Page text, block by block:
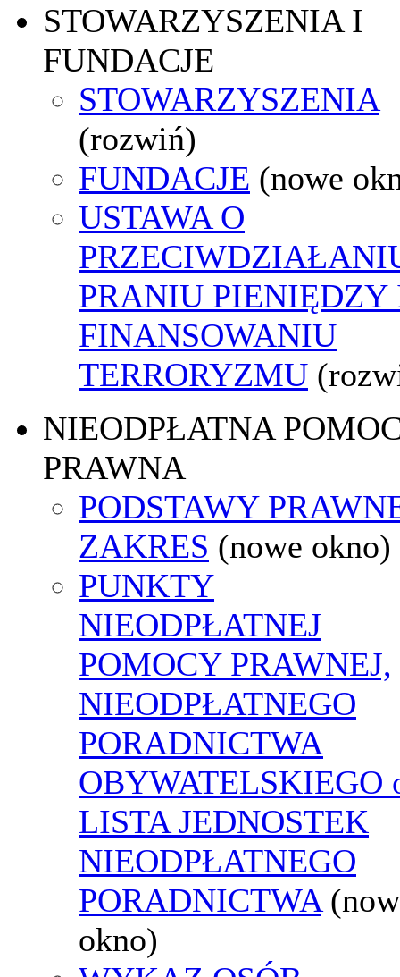
STOWARZYSZENIA I
FUNDACJE
STOWARZYSZENIA
(rozwiń)
FUNDACJE (nowe
USTAWA O
PRANIU PIENIĘDZY
FINANSOWANIU
TERRORYZMU
NIEODPŁATNA
PRAWNA
PODSTAWY
ZAKRES (nowe okno)
PUNKTY
NIEODPŁATNEJ
POMOCY PRAWNEJ,
NIEODPŁATNEGO
PORADNICTWA
OBYWATELSKIEGO
LISTA JEDNOSTEK
NIEODPŁATNEGO
PORADNICTWA
okno)